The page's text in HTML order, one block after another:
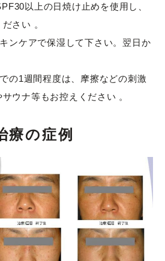
以上の日焼け止めを使用し、
さい 。
ンケアで保湿して下さい。翌日か
の1週間程度は、摩擦などの刺激
ウナ等もお控えください 。
療の症例